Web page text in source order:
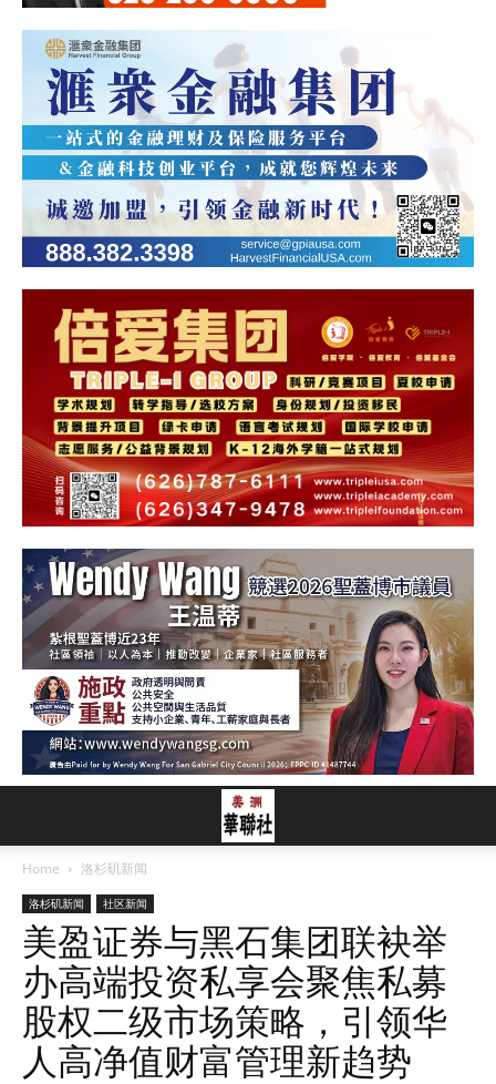
Home 洛杉矶新闻
洛杉矶新闻 社区新闻
美盈证券与黑石集团联袂举
办高端投资私享会聚焦私募
股权二级市场策略，引领华
人高净值财富管理新趋势